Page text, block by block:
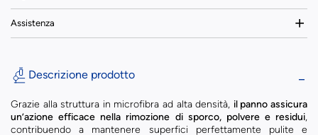
Assistenza
Descrizione prodotto
Grazie alla struttura in microfibra ad alta densità, il panno assicura
un’azione efficace nella rimozione di sporco, polvere e residui,
contribuendo a mantenere superfici perfettamente pulite e